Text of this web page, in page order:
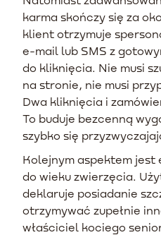
karma skończy się za
klient otrzymuje
e-mail lub SMS z
do kliknięcia. Nie musi
na stronie, nie musi
Dwa kliknięcia i
To buduje bezcenną
szybko się
Kolejnym aspektem jest
do wieku zwierzęcia.
deklaruje posiadanie
otrzymywać zupełnie
właściciel kociego